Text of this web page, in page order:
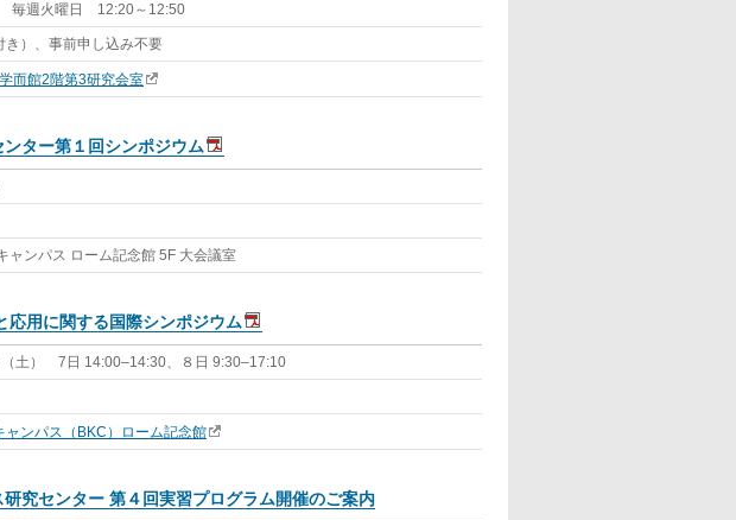
毎週火曜日 12:20～12:50
）、事前申し込み不要
而館2階第3研究会室
ター第１回シンポジウム
ャンパス ローム記念館 5F 大会議室
応用に関する国際シンポジウム
土） 7日 14:00–14:30、８日 9:30–17:10
ンパス（BKC）ローム記念館
究センター 第４回実習プログラム開催のご案内